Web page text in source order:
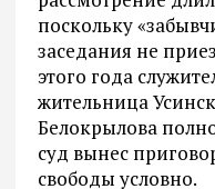
поскольку
заседания не
этого года
жительница
Белокрылова
суд вынес
свободы условно.